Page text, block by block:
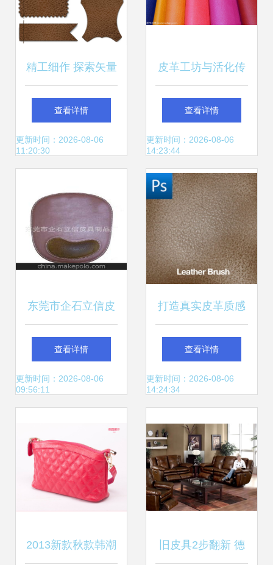
精工细作 探索矢量
皮革制品的独特魅
力
查看详情
更新时间：2026-08-06
11:20:30
皮革工坊与活化传
承 缝制时光里的匠
心艺术
查看详情
更新时间：2026-08-06
14:23:44
东莞市企石立信皮
具制品厂 匠心铸就
皮革制品行业标杆
查看详情
更新时间：2026-08-06
09:56:11
打造真实皮革质感
皮制品纹理图案PS
笔刷素材下载与使
查看详情
更新时间：2026-08-06
14:24:34
2013新款秋款韩潮 旧皮具2步翻新 德